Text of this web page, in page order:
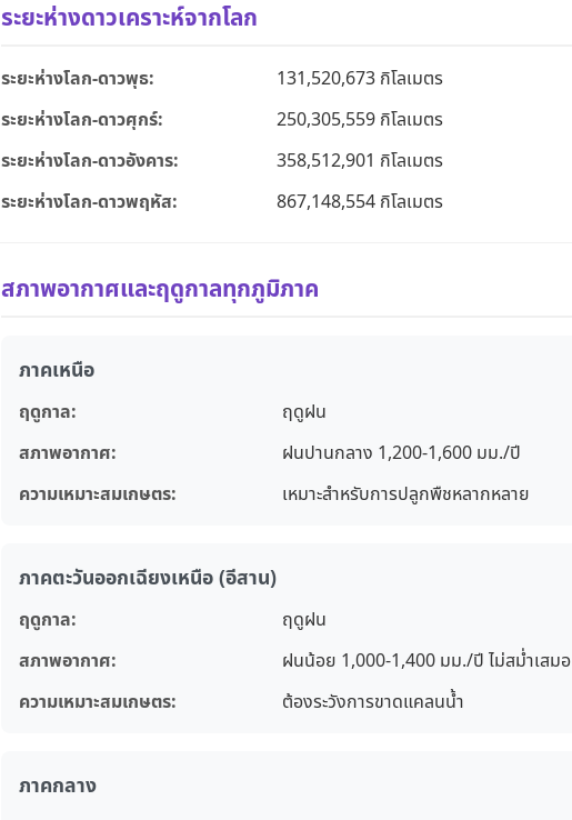
ระยะห่างดาวเคราะห์จากโลก
ระยะห่างโลก-ดาวพุธ:
131,520,673 กิโลเมตร
ระยะห่างโลก-ดาวศุกร์:
250,305,559 กิโลเมตร
ระยะห่างโลก-ดาวอังคาร:
358,512,901 กิโลเมตร
ระยะห่างโลก-ดาวพฤหัส:
867,148,554 กิโลเมตร
สภาพอากาศและฤดูกาลทุกภูมิภาค
ภาคเหนือ
ฤดูกาล:
ฤดูฝน
สภาพอากาศ:
ฝนปานกลาง 1,200-1,600 มม./ปี
ความเหมาะสมเกษตร:
เหมาะสำหรับการปลูกพืชหลากหลาย
ภาคตะวันออกเฉียงเหนือ (อีสาน)
ฤดูกาล:
ฤดูฝน
สภาพอากาศ:
ฝนน้อย 1,000-1,400 มม./ปี ไม่สม่ำเสมอ
ความเหมาะสมเกษตร:
ต้องระวังการขาดแคลนน้ำ
ภาคกลาง